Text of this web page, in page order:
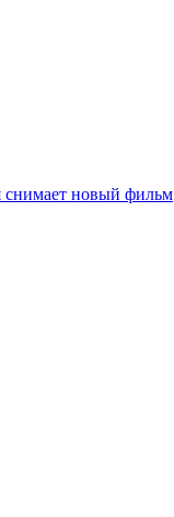
снимает новый фильм